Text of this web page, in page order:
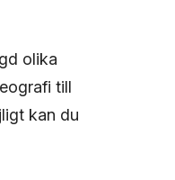
olika
till
kan du